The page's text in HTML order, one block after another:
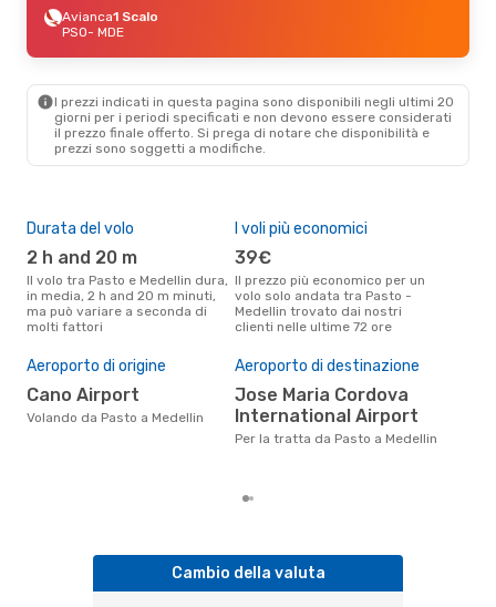
Avianca1 Scalo
PSO- MDE
I prezzi indicati in questa pagina sono disponibili negli ultimi 20
giorni per i periodi specificati e non devono essere considerati
il ​​prezzo finale offerto. Si prega di notare che disponibilità e
prezzi sono soggetti a modifiche.
Durata del volo
2 h and 20 m
Il volo tra Pasto e Medellin dura,
in media, 2 h and 20 m minuti,
ma può variare a seconda di
molti fattori
I voli più economici
39€
Il prezzo più economico per un
volo solo andata tra Pasto -
Medellin trovato dai nostri
clienti nelle ultime 72 ore
Aeroporto di origine
Cano Airport
Volando da Pasto a Medellin
Aeroporto di destinazione
Jose Maria Cordova
International Airport
Per la tratta da Pasto a Medellin
Cambio della valuta